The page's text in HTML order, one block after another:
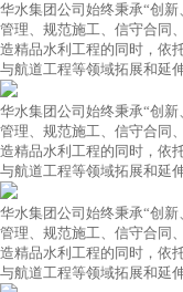
华水集团公司始终秉承“创
管理、规范施工、信守合同
造精品水利工程的同时，依
与航道工程等领域拓展和延伸
华水集团公司始终秉承“创
管理、规范施工、信守合同
造精品水利工程的同时，依
与航道工程等领域拓展和延伸
华水集团公司始终秉承“创
管理、规范施工、信守合同
造精品水利工程的同时，依
与航道工程等领域拓展和延伸